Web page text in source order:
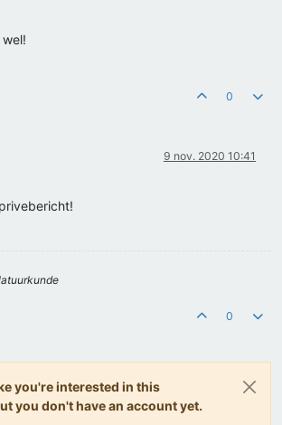
0
9 nov. 2020 10:41
0
you're interested in this
you don't have an account yet.